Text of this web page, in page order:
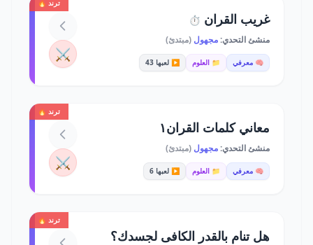
ترند 🔥
غريب القران ⏱️
منشئ التحدي:مجهول (مبتدئ)
🧠 معرفي 📁 العلوم ▶️ لعبها 43 ⚔️
ترند 🔥
معاني كلمات القران١
منشئ التحدي:مجهول (مبتدئ)
🧠 معرفي 📁 العلوم ▶️ لعبها 6 ⚔️
ترند 🔥
هل تنام بالقدر الكافى لجسدك؟